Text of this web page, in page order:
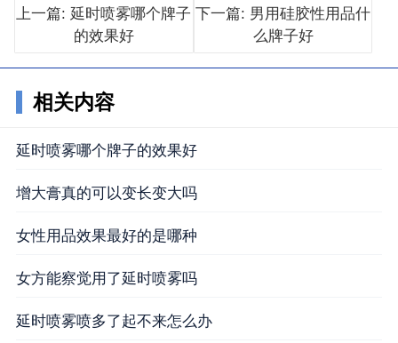
上一篇: 延时喷雾哪个牌子
的效果好
下一篇: 男用硅胶性用品什
么牌子好
相关内容
延时喷雾哪个牌子的效果好
增大膏真的可以变长变大吗
女性用品效果最好的是哪种
女方能察觉用了延时喷雾吗
延时喷雾喷多了起不来怎么办